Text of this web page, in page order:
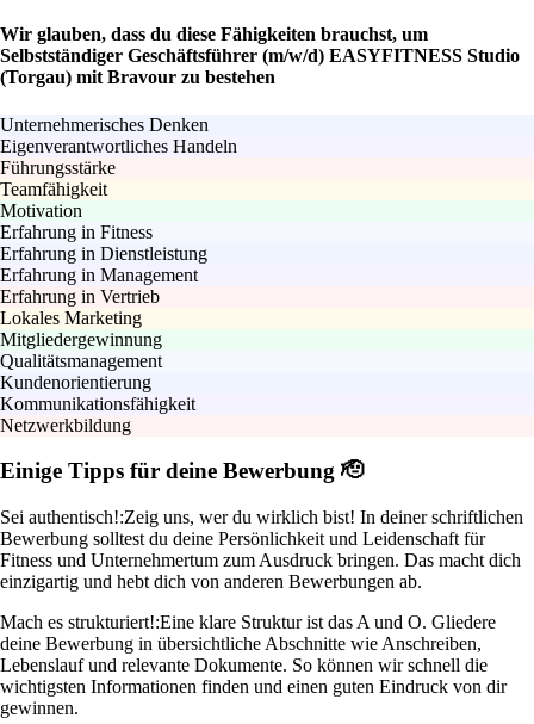
Wir glauben, dass du diese Fähigkeiten brauchst, um
Selbstständiger Geschäftsführer (m/w/d) EASYFITNESS Studio
(Torgau) mit Bravour zu bestehen
Unternehmerisches Denken
Eigenverantwortliches Handeln
Führungsstärke
Teamfähigkeit
Motivation
Erfahrung in Fitness
Erfahrung in Dienstleistung
Erfahrung in Management
Erfahrung in Vertrieb
Lokales Marketing
Mitgliedergewinnung
Qualitätsmanagement
Kundenorientierung
Kommunikationsfähigkeit
Netzwerkbildung
Einige Tipps für deine Bewerbung 🫡
Sei authentisch!:Zeig uns, wer du wirklich bist! In deiner schriftlichen
Bewerbung solltest du deine Persönlichkeit und Leidenschaft für
Fitness und Unternehmertum zum Ausdruck bringen. Das macht dich
einzigartig und hebt dich von anderen Bewerbungen ab.
Mach es strukturiert!:Eine klare Struktur ist das A und O. Gliedere
deine Bewerbung in übersichtliche Abschnitte wie Anschreiben,
Lebenslauf und relevante Dokumente. So können wir schnell die
wichtigsten Informationen finden und einen guten Eindruck von dir
gewinnen.